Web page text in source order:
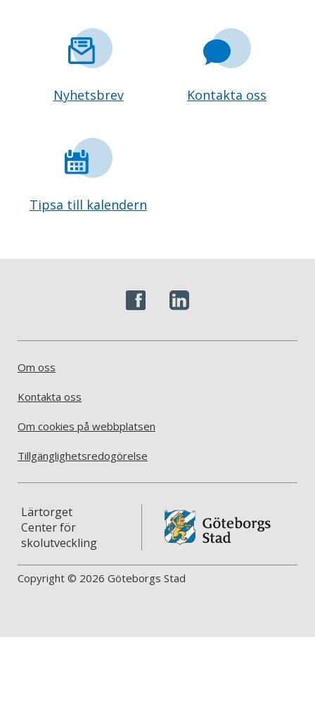
Nyhetsbrev Kontakta oss
Tipsa till kalendern
Om oss
Kontakta oss
Om cookies på webbplatsen
Tillgänglighetsredogörelse
Lärtorget
Center för
skolutveckling
Copyright © 2026 Göteborgs Stad